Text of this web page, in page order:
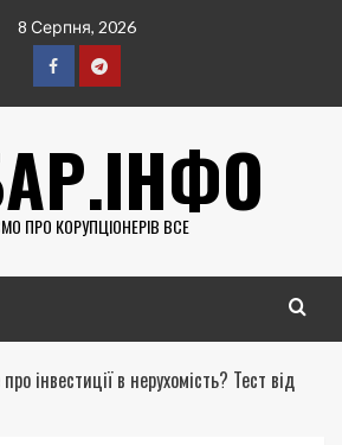
8 Серпня, 2026
FacebookTelegram
ПРО КОРУПЦІОНЕРІВ ВСЕ
інвестиції в нерухомість? Тест від